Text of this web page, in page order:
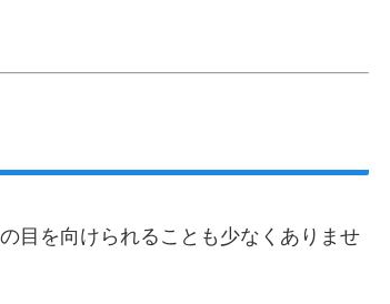
目を向けられることも少なくありませ